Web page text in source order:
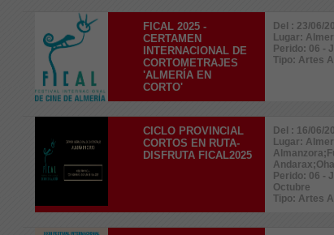
FICAL 2025 -
CERTAMEN
INTERNACIONAL DE
CORTOMETRAJES
'ALMERÍA EN
CORTO'
Del : 23/06/
Lugar:
Perido: 06 -
Tipo: Artes
CICLO PROVINCIAL
CORTOS EN RUTA-
DISFRUTA FICAL2025
Del : 16/06/
Lugar:
Perido: 06 -
Octubre
Tipo: Artes